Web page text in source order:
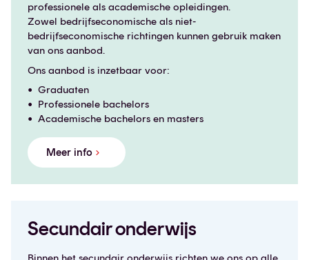
professionele als academische opleidingen.
Zowel bedrijfseconomische als niet-
bedrijfseconomische richtingen kunnen gebruik maken
van ons aanbod.
Ons aanbod is inzetbaar voor:
Graduaten
Professionele bachelors
Academische bachelors en masters
Meer info
Secundair onderwijs